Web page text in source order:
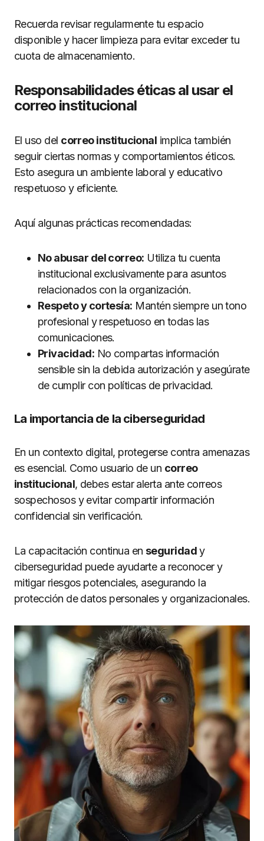
Recuerda revisar regularmente tu espacio
disponible y hacer limpieza para evitar exceder tu
cuota de almacenamiento.
Responsabilidades éticas al usar el
correo institucional
El uso del correo institucional implica también
seguir ciertas normas y comportamientos éticos.
Esto asegura un ambiente laboral y educativo
respetuoso y eficiente.
Aquí algunas prácticas recomendadas:
No abusar del correo: Utiliza tu cuenta
institucional exclusivamente para asuntos
relacionados con la organización.
Respeto y cortesía: Mantén siempre un tono
profesional y respetuoso en todas las
comunicaciones.
Privacidad: No compartas información
sensible sin la debida autorización y asegúrate
de cumplir con políticas de privacidad.
La importancia de la ciberseguridad
En un contexto digital, protegerse contra amenazas
es esencial. Como usuario de un correo
institucional, debes estar alerta ante correos
sospechosos y evitar compartir información
confidencial sin verificación.
La capacitación continua en seguridady
ciberseguridad puede ayudarte a reconocer y
mitigar riesgos potenciales, asegurando la
protección de datos personales y organizacionales.